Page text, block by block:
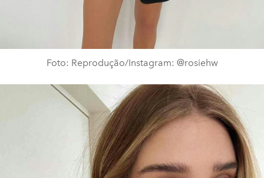
Foto: Reprodução/Instagram: @rosiehw